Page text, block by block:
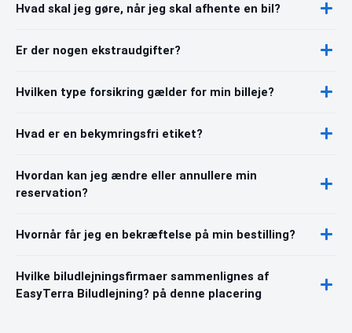
Hvad skal jeg gøre, når jeg skal afhente en bil?
Er der nogen ekstraudgifter?
Hvilken type forsikring gælder for min billeje?
Hvad er en bekymringsfri etiket?
Hvordan kan jeg ændre eller annullere min
reservation?
Hvornår får jeg en bekræftelse på min bestilling?
Hvilke biludlejningsfirmaer sammenlignes af
EasyTerra Biludlejning? på denne placering